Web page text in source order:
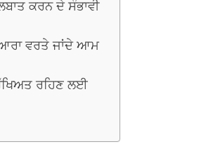
ਕਰਨ ਦੇ ਸੰਭਾਵੀ
ਵਰਤੇ ਜਾਂਦੇ ਆਮ
ਰਹਿਣ ਲਈ